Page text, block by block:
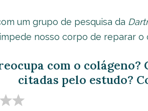
um grupo de pesquisa da
nosso corpo de reparar o
com o
citadas pelo estudo?